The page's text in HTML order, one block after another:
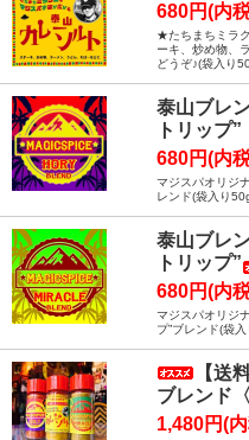
680円(内
★たちまちミラ
ーキ、炒め物、
どうぞ♪(袋入り
泰山ブレ
トリップ
680円(内
マジスパオリジ
レンド(袋入り
泰山ブレ
トリップ”
680円(内
マジスパオリジ
プ”ブレンド(袋
【送
ブレンド
1,480円(